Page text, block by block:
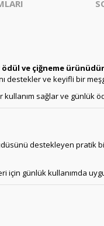
ödül ve çiğneme ürünüdür
destekler ve keyifli bir
kullanım sağlar ve
destekleyen
için günlük kullanımda